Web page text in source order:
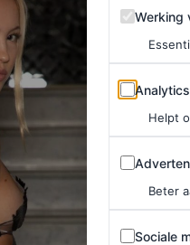
Werking
Werking
Analytics
Analytics
Helpt
Advertenties
Beter
Sociale
Sociale